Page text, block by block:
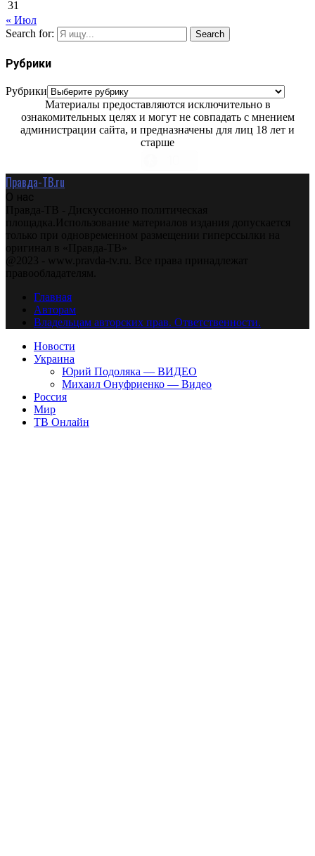
31
« Июл
Search for:
Search
Рубрики
Рубрики
Материалы предоставляются исключительно в
ознакомительных целях и могут не совпадать с мнением
администрации сайта, и предназначены для лиц 18 лет и
старше
Правда-ТВ.ru
О нас
Правда-ТВ - Дискуссионно политическая
площадка.Использование материалов издания допускается
только при одновременном размещении гиперссылки на
оригинал в «Правда-ТВ»
@2023 - www.pravda-tv.ru. Все права принадлежат
правообладателям.
Главная
Авторам
Владельцам авторских прав. Ответственности.
Новости
Украина
Юрий Подоляка — ВИДЕО
Михаил Онуфриенко — Видео
Россия
Мир
ТВ Онлайн